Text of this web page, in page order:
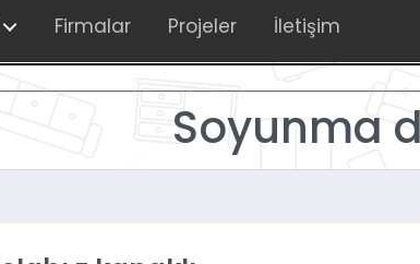
Firmalar Projeler İletişim
Soyunma